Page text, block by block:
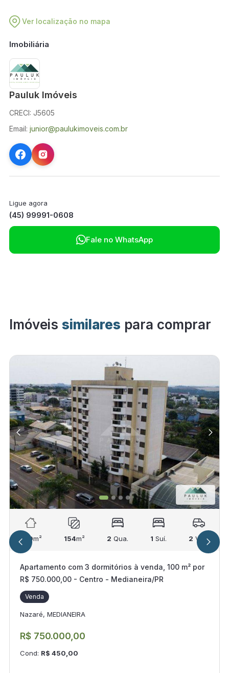
Ver localização no mapa
Imobiliária
Pauluk Imóveis
CRECI: J5605
Email: junior@paulukimoveis.com.br
Ligue agora
(45) 99991-0608
Fale no WhatsApp
Imóveis similares para comprar
100m² 154m² 2 Qua. 1 Suí. 2 Vag.
Apartamento com 3 dormitórios à venda, 100 m² por
R$ 750.000,00 - Centro - Medianeira/PR
Venda
Nazaré, MEDIANEIRA
R$ 750.000,00
Cond: R$ 450,00